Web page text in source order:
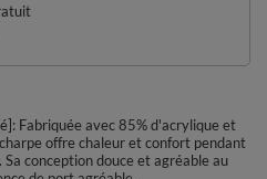
Fabriquée avec 85% d'acrylique et
offre chaleur et confort pendant
conception douce et agréable au